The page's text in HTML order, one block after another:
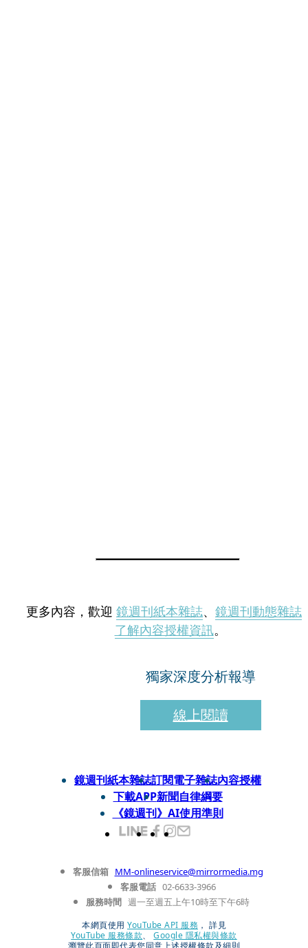
更多內容，歡迎 鏡週刊紙本雜誌、 鏡週刊動態雜誌
了解內容授權資訊。
獨家深度分析報導
線上閱讀
鏡週刊紙本雜誌訂閱電子雜誌內容授權
下載APP新聞自律綱要
《鏡週刊》AI使用準則
客服信箱 MM-onlineservice@mirrormedia.mg
客服電話 02-6633-3966
服務時間 週一至週五上午10時至下午6時
本網頁使用 YouTube API 服務 ， 詳見
YouTube 服務條款、
Google 隱私權與條款
瀏覽此頁面即代表您同意上述授權條款及細則